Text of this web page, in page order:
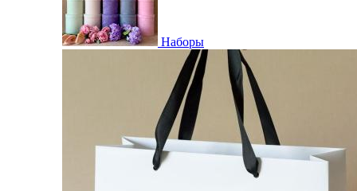
Наборы